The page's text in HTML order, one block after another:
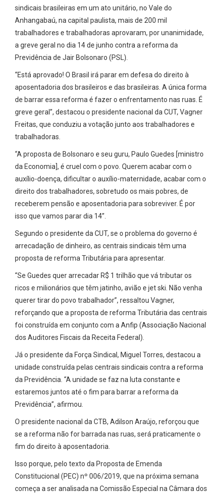
sindicais brasileiras em um ato unitário, no Vale do
Anhangabaú, na capital paulista, mais de 200 mil
trabalhadores e trabalhadoras aprovaram, por unanimidade,
a greve geral no dia 14 de junho contra a reforma da
Previdência de Jair Bolsonaro (PSL).
“Está aprovado! O Brasil irá parar em defesa do direito à
aposentadoria dos brasileiros e das brasileiras. A única forma
de barrar essa reforma é fazer o enfrentamento nas ruas. É
greve geral”, destacou o presidente nacional da CUT, Vagner
Freitas, que conduziu a votação junto aos trabalhadores e
trabalhadoras.
“A proposta de Bolsonaro e seu guru, Paulo Guedes [ministro
da Economia], é cruel com o povo. Querem acabar com o
auxílio-doença, dificultar o auxílio-maternidade, acabar com o
direito dos trabalhadores, sobretudo os mais pobres, de
receberem pensão e aposentadoria para sobreviver. É por
isso que vamos parar dia 14”.
Segundo o presidente da CUT, se o problema do governo é
arrecadação de dinheiro, as centrais sindicais têm uma
proposta de reforma Tributária para apresentar.
“Se Guedes quer arrecadar R$ 1 trilhão que vá tributar os
ricos e milionários que têm jatinho, avião e jet ski. Não venha
querer tirar do povo trabalhador”, ressaltou Vagner,
reforçando que a proposta de reforma Tributária das centrais
foi construída em conjunto com a Anfip (Associação Nacional
dos Auditores Fiscais da Receita Federal).
Já o presidente da Força Sindical, Miguel Torres, destacou a
unidade construída pelas centrais sindicais contra a reforma
da Previdência. “A unidade se faz na luta constante e
estaremos juntos até o fim para barrar a reforma da
Previdência”, afirmou.
O presidente nacional da CTB, Adilson Araújo, reforçou que
se a reforma não for barrada nas ruas, será praticamente o
fim do direito à aposentadoria.
Isso porque, pelo texto da Proposta de Emenda
Constitucional (PEC) nº 006/2019, que na próxima semana
começa a ser analisada na Comissão Especial na Câmara dos